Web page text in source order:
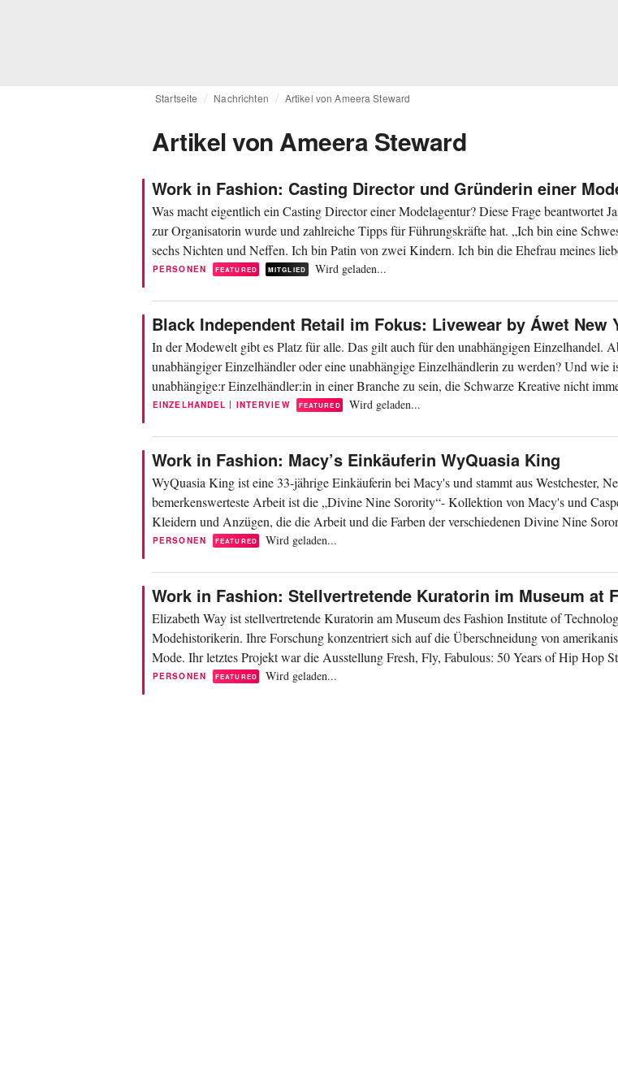
Startseite Nachrichten Artikel von Ameera Steward
Artikel von Ameera Steward
Work in Fashion: Casting Director und Gründerin einer
Was macht eigentlich ein Casting Director einer Modelagentur? Diese Frage beantwortet
zur Organisatorin wurde und zahlreiche Tipps für Führungskräfte hat. „Ich bin eine
sechs Nichten und Neffen. Ich bin Patin von zwei Kindern. Ich bin die Ehefrau meines
PERSONEN FEATURED MITGLIED Wird geladen...
Black Independent Retail im Fokus: Livewear by Áwet New
In der Modewelt gibt es Platz für alle. Das gilt auch für den unabhängigen Einzelhandel.
unabhängiger Einzelhändler oder eine unabhängige Einzelhändlerin zu werden? Und wie
unabhängige:r Einzelhändler:in in einer Branche zu sein, die Schwarze Kreative nicht
also...
EINZELHANDEL | INTERVIEW FEATURED Wird geladen...
Work in Fashion: Macy’s Einkäuferin WyQuasia King
WyQuasia King ist eine 33-jährige Einkäuferin bei Macy's und stammt aus Westchester,
bemerkenswerteste Arbeit ist die „Divine Nine Sorority“- Kollektion von Macy's und
Kleidern und Anzügen, die die Arbeit und die Farben der verschiedenen Divine Nine
wertvollste und...
PERSONEN FEATURED Wird geladen...
Work in Fashion: Stellvertretende Kuratorin im Museum at
Elizabeth Way ist stellvertretende Kuratorin am Museum des Fashion Institute of
Modehistorikerin. Ihre Forschung konzentriert sich auf die Überschneidung von
Mode. Ihr letztes Projekt war die Ausstellung Fresh, Fly, Fabulous: 50 Years of Hip Hop
Jubiläum des...
PERSONEN FEATURED Wird geladen...